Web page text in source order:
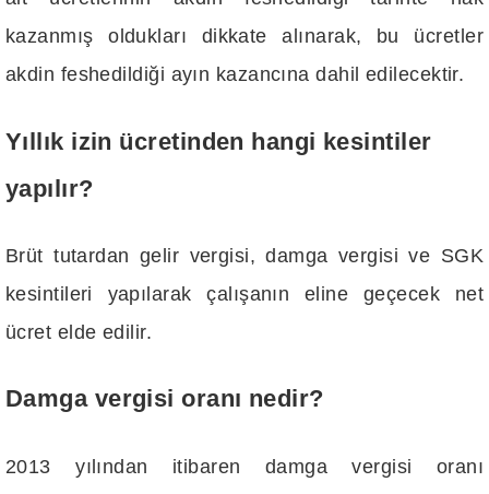
kazanmış oldukları dikkate alınarak, bu ücretler
akdin feshedildiği ayın kazancına dahil edilecektir.
Yıllık izin ücretinden hangi kesintiler
yapılır?
Brüt tutardan gelir vergisi, damga vergisi ve SGK
kesintileri yapılarak çalışanın eline geçecek net
ücret elde edilir.
Damga vergisi oranı nedir?
2013 yılından itibaren damga vergisi oranı